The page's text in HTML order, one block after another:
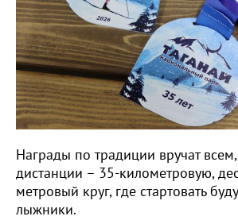
Награды по традиции вручат
дистанции – 35-километровую,
метровый круг, где стартовать
лыжники.